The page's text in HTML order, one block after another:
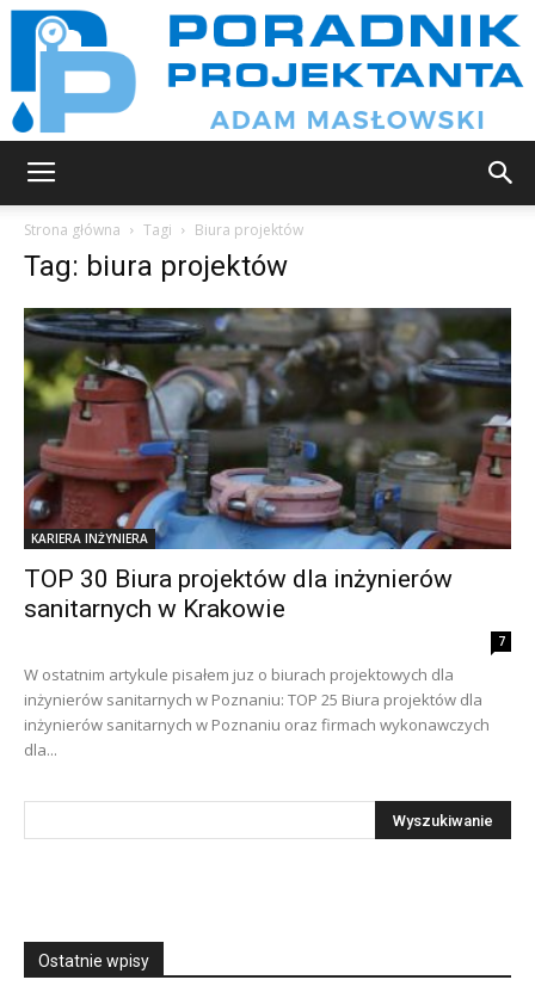
Strona główna Tagi Biura projektów
Tag: biura projektów
KARIERA INŻYNIERA
TOP 30 Biura projektów dla inżynierów
sanitarnych w Krakowie
7
W ostatnim artykule pisałem juz o biurach projektowych dla
inżynierów sanitarnych w Poznaniu: TOP 25 Biura projektów dla
inżynierów sanitarnych w Poznaniu oraz firmach wykonawczych
dla...
Ostatnie wpisy